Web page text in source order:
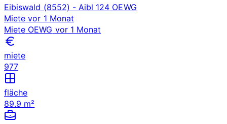
Eibiswald (8552) - Aibl 124 OEWG
Miete vor 1 Monat
Miete OEWG vor 1 Monat
miete
977
fläche
89.9 m²